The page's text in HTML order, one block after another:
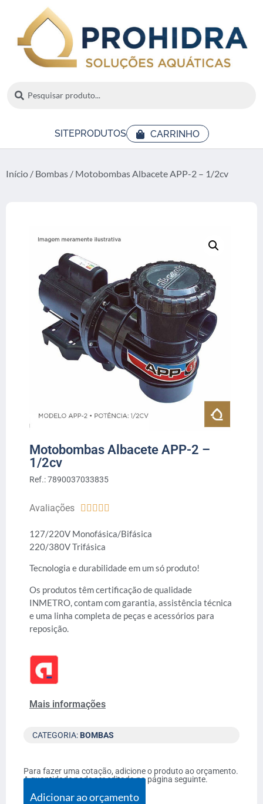
SITEPRODUTOS CARRINHO
Início / Bombas / Motobombas Albacete APP-2 – 1/2cv
Motobombas Albacete APP-2 –
1/2cv
Ref.: 7890037033835
Avaliações     
127/220V Monofásica/Bifásica
220/380V Trifásica
Tecnologia e durabilidade em um só produto!
Os produtos têm certificação de qualidade
INMETRO, contam com garantia, assistência técnica
e uma linha completa de peças e acessórios para
reposição.
Mais informações
CATEGORIA: BOMBAS
Para fazer uma cotação, adicione o produto ao orçamento.
A quantidade pode ser editada na página seguinte.
Adicionar ao orçamento